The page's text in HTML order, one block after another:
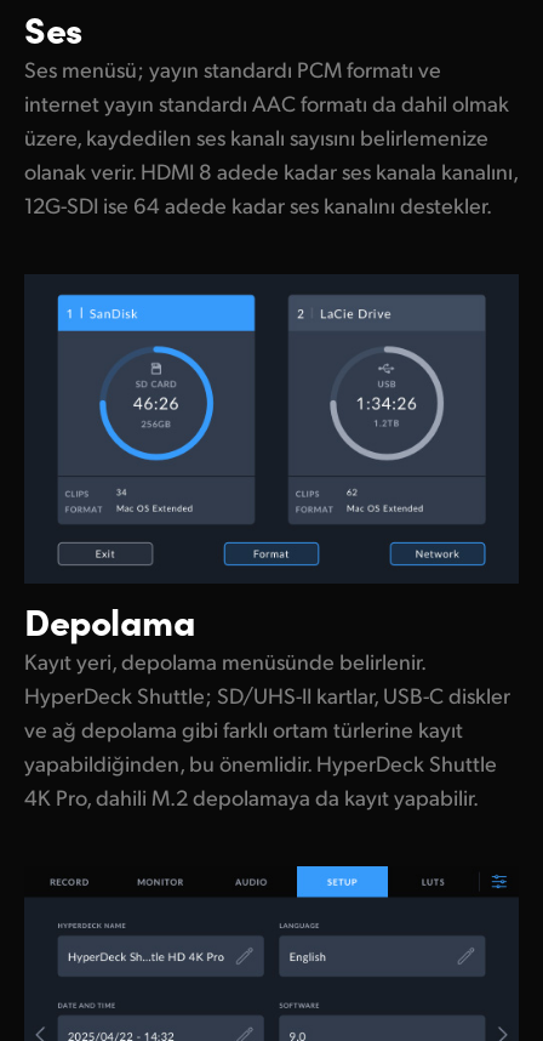
Ses
Ses menüsü; yayın standardı PCM formatı ve
internet yayın standardı AAC formatı da dahil olmak
üzere, kaydedilen ses kanalı sayısını belirlemenize
olanak verir. HDMI 8 adede kadar ses kanala kanalını,
12G-SDI ise 64 adede kadar ses kanalını destekler.
Depolama
Kayıt yeri, depolama menüsünde belirlenir.
HyperDeck Shuttle; SD/UHS-II kartlar, USB-C diskler
ve ağ depolama gibi farklı ortam türlerine kayıt
yapabildiğinden, bu önemlidir. HyperDeck Shuttle
4K Pro, dahili M.2 depolamaya da kayıt yapabilir.